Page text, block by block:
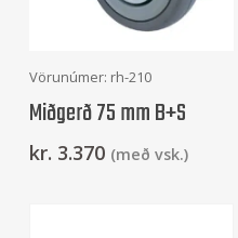
Frekari Upplýsingar
Vörunúmer: rh-210
Miðgerð 75 mm B+S
kr. 3.370 (með vsk.)